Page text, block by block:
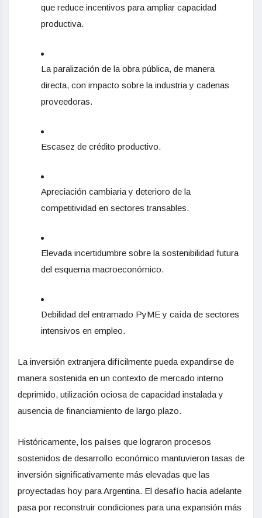
que reduce incentivos para ampliar capacidad
productiva.
La paralización de la obra pública, de manera
directa, con impacto sobre la industria y cadenas
proveedoras.
Escasez de crédito productivo.
Apreciación cambiaria y deterioro de la
competitividad en sectores transables.
Elevada incertidumbre sobre la sostenibilidad futura
del esquema macroeconómico.
Debilidad del entramado PyME y caída de sectores
intensivos en empleo.
La inversión extranjera difícilmente pueda expandirse de
manera sostenida en un contexto de mercado interno
deprimido, utilización ociosa de capacidad instalada y
ausencia de financiamiento de largo plazo.
Históricamente, los países que lograron procesos
sostenidos de desarrollo económico mantuvieron tasas de
inversión significativamente más elevadas que las
proyectadas hoy para Argentina. El desafío hacia adelante
pasa por reconstruir condiciones para una expansión más